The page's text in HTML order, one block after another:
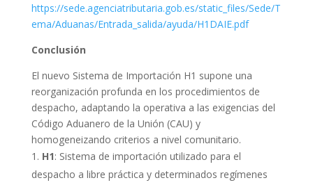
https://sede.agenciatributaria.gob.es/static_files/Sede/T
ema/Aduanas/Entrada_salida/ayuda/H1DAIE.pdf
Conclusión
El nuevo Sistema de Importación H1 supone una
reorganización profunda en los procedimientos de
despacho, adaptando la operativa a las exigencias del
Código Aduanero de la Unión (CAU) y
homogeneizando criterios a nivel comunitario.
H1: Sistema de importación utilizado para el
despacho a libre práctica y determinados regímenes